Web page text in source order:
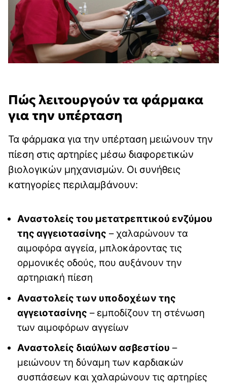
Πώς λειτουργούν τα φάρμακα
για την υπέρταση
Τα φάρμακα για την υπέρταση μειώνουν την
πίεση στις αρτηρίες μέσω διαφορετικών
βιολογικών μηχανισμών. Οι συνήθεις
κατηγορίες περιλαμβάνουν:
Αναστολείς του μετατρεπτικού ενζύμου
της αγγειοτασίνης – χαλαρώνουν τα
αιμοφόρα αγγεία, μπλοκάροντας τις
ορμονικές οδούς, που αυξάνουν την
αρτηριακή πίεση
Αναστολείς των υποδοχέων της
αγγειοτασίνης – εμποδίζουν τη στένωση
των αιμοφόρων αγγείων
Αναστολείς διαύλων ασβεστίου –
μειώνουν τη δύναμη των καρδιακών
συσπάσεων και χαλαρώνουν τις αρτηρίες